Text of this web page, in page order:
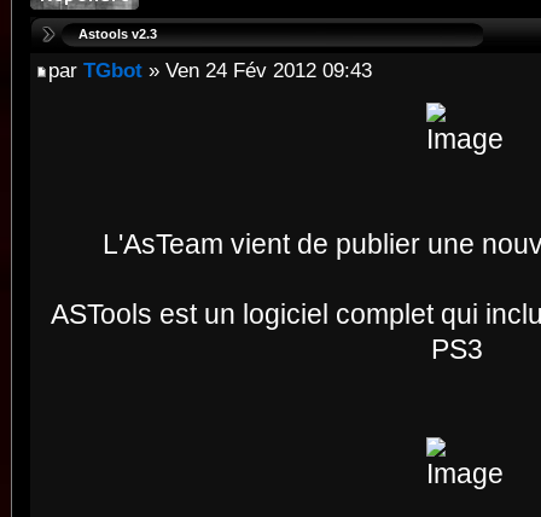
Astools v2.3
par TGbot » Ven 24 Fév 2012 09:43
L'AsTeam vient de publier une
ASTools est un logiciel complet qui
PS3